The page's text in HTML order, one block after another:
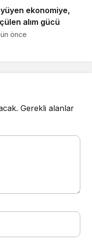
ekonomiye,
alım gücü
önce
Gerekli alanlar